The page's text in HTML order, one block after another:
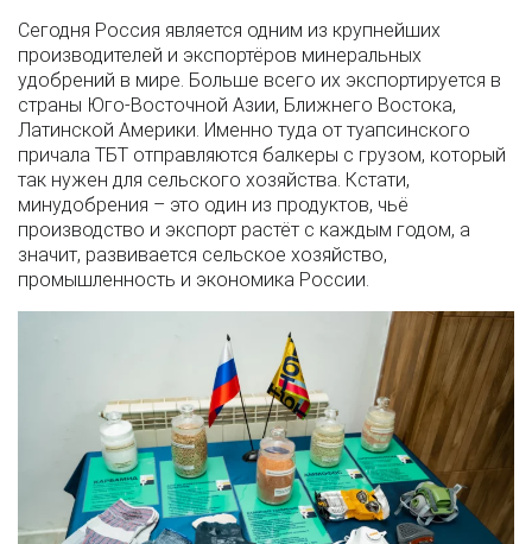
Сегодня Россия является одним из крупнейших
производителей и экспортёров минеральных
удобрений в мире. Больше всего их экспортируется в
страны Юго-Восточной Азии, Ближнего Востока,
Латинской Америки. Именно туда от туапсинского
причала ТБТ отправляются балкеры с грузом, который
так нужен для сельского хозяйства. Кстати,
минудобрения – это один из продуктов, чьё
производство и экспорт растёт с каждым годом, а
значит, развивается сельское хозяйство,
промышленность и экономика России.